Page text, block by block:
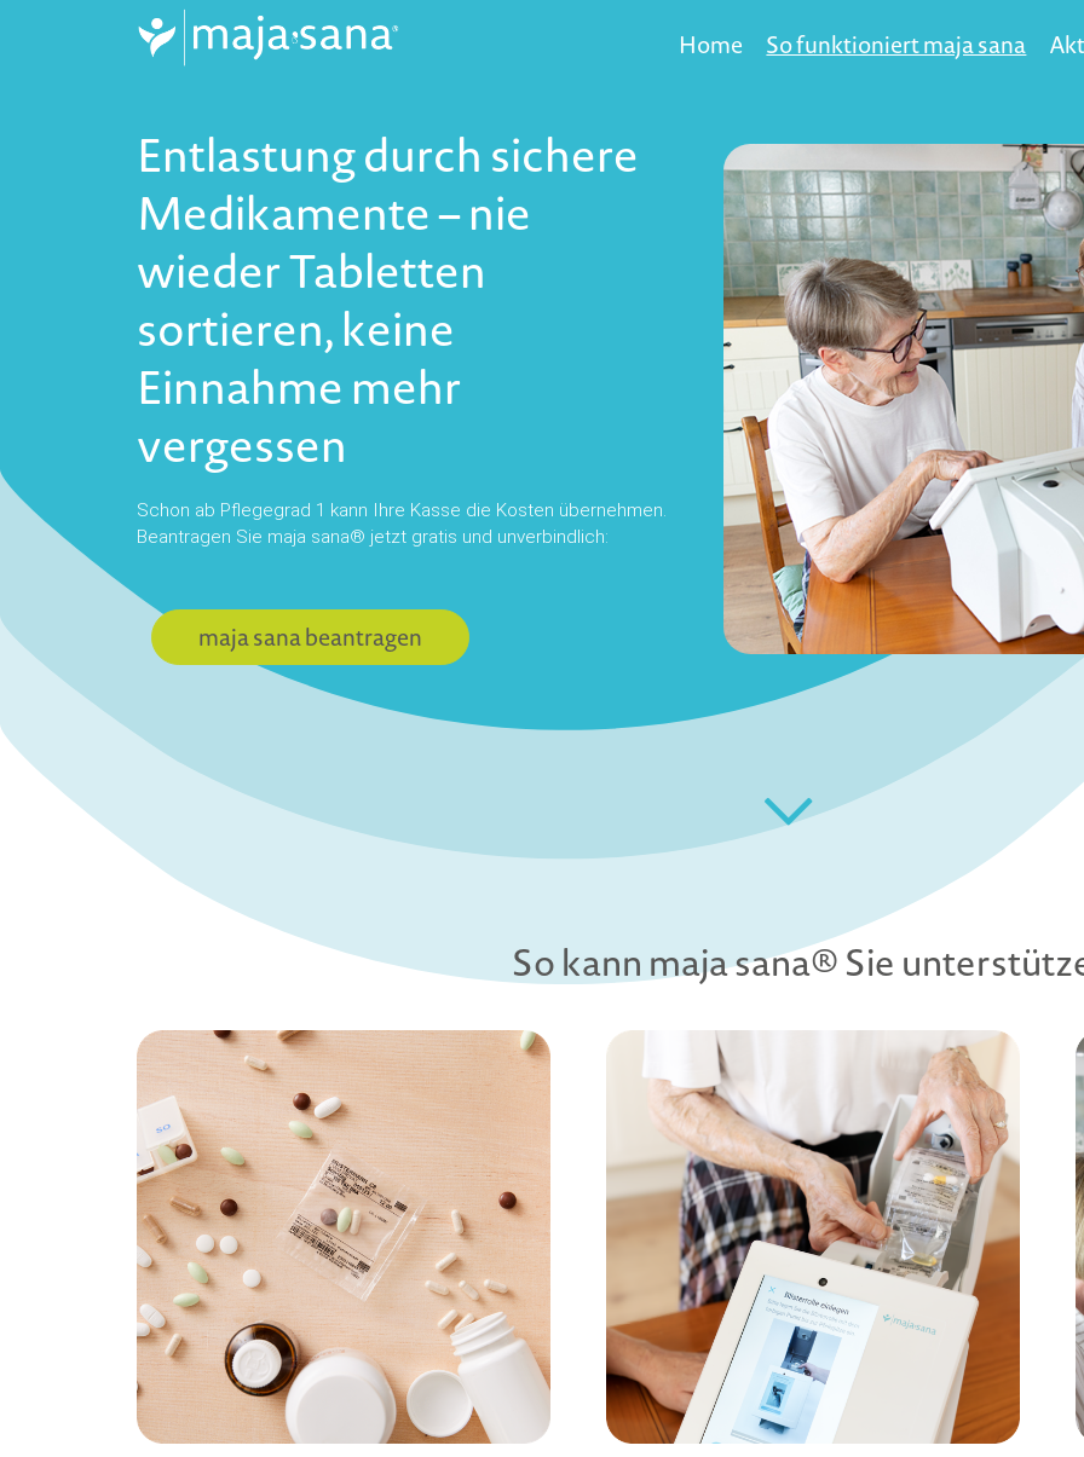
Home So funktioniert maja sana
Entlastung durch sichere
Medikamente – nie
wieder Tabletten
sortieren, keine
Einnahme mehr
vergessen
Schon ab Pflegegrad 1 kann Ihre Kasse die Kosten übernehmen.
Beantragen Sie maja sana® jetzt gratis und unverbindlich:
maja sana beantragen
So kann maja sana® Sie